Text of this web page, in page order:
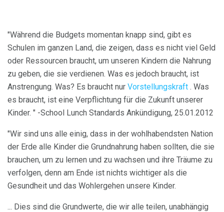
"Während die Budgets momentan knapp sind, gibt es
Schulen im ganzen Land, die zeigen, dass es nicht viel Geld
oder Ressourcen braucht, um unseren Kindern die Nahrung
zu geben, die sie verdienen. Was es jedoch braucht, ist
Anstrengung. Was? Es braucht nur Vorstellungskraft . Was
es braucht, ist eine Verpflichtung für die Zukunft unserer
Kinder. " -School Lunch Standards Ankündigung, 25.01.2012
"Wir sind uns alle einig, dass in der wohlhabendsten Nation
der Erde alle Kinder die Grundnahrung haben sollten, die sie
brauchen, um zu lernen und zu wachsen und ihre Träume zu
verfolgen, denn am Ende ist nichts wichtiger als die
Gesundheit und das Wohlergehen unsere Kinder.
... Dies sind die Grundwerte, die wir alle teilen, unabhängig